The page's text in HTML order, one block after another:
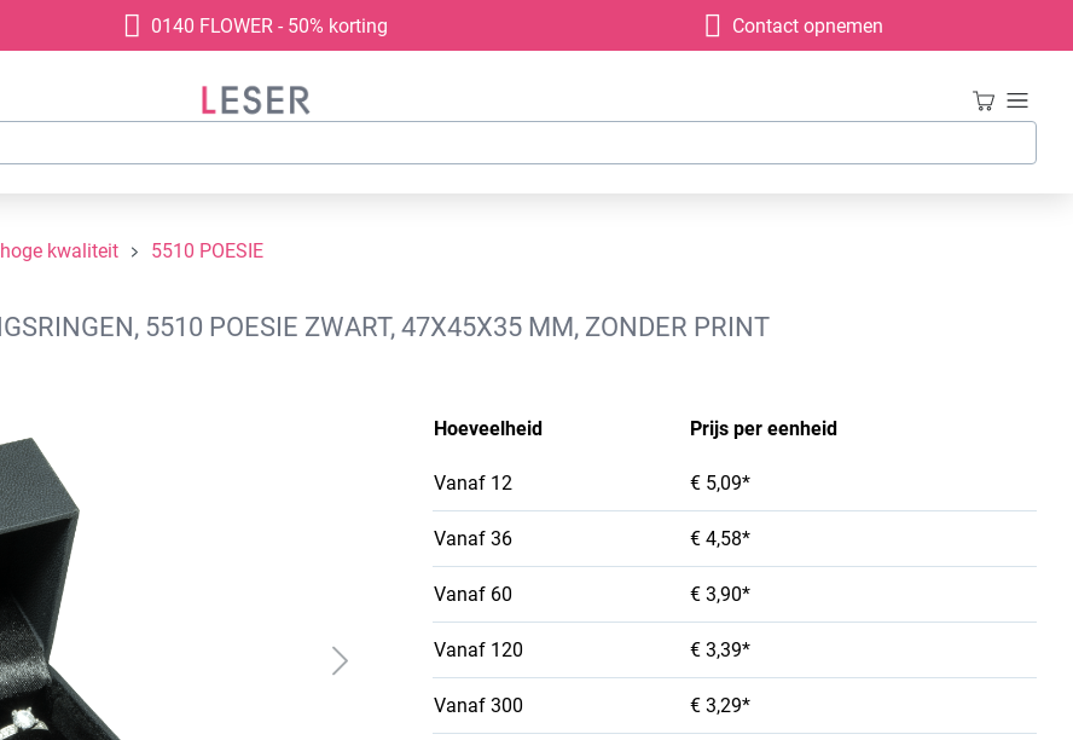
0140 FLOWER - 50% korting Contact opnemen
kwaliteit 5510 POESIE
5510 POESIE ZWART, 47X45X35 MM, ZONDER PRINT
Hoeveelheid Prijs per eenheid
Vanaf 12 € 5,09*
Vanaf 36 € 4,58*
Vanaf 60 € 3,90*
Vanaf 120 € 3,39*
Vanaf 300 € 3,29*